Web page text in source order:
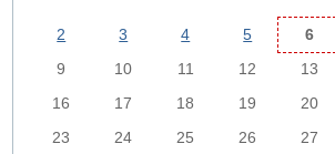
2
3 4 5 6
9
10 11 12 13
16
17 18 19 20
23
24 25 26 27